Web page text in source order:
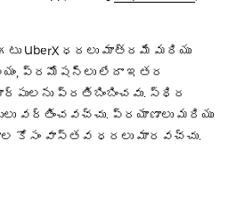
UberX ధరలు మాత్రమే మరియు
ప్రమోషన్లు లేదా ఇతర
ప్రతిబింబించవు. స్థిర
వర్తించవచ్చు. ప్రయాణాలు మరియు
కోసం వాస్తవ ధరలు మారవచ్చు.